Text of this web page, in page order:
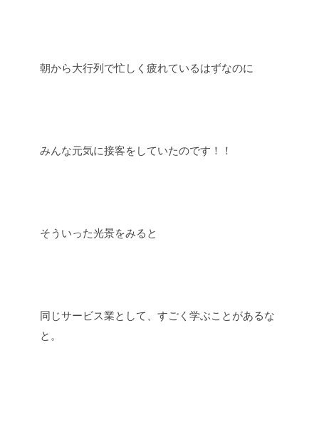
朝から大行列で忙しく疲れているはずなのに
みんな元気に接客をしていたのです！！
そういった光景をみると
同じサービス業として、すごく学ぶことがあるな
と。